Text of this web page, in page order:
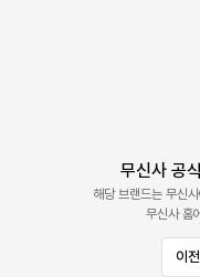
무신사 공
해당 브랜드는 무신
무신사 홈
이